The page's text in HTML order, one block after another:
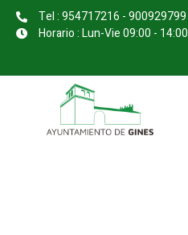
Tel : 954717216 - 900929799
Horario : Lun-Vie 09:00 - 14:00